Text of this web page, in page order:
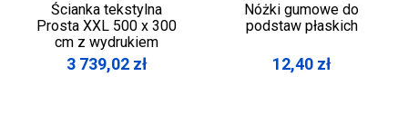
Ścianka tekstylna
Prosta XXL 500 x 300
cm z wydrukiem
3 739,02 zł
Nóżki gumowe do
podstaw płaskich
12,40 zł